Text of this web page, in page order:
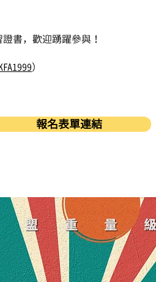
書，歡迎踴躍參與！
）
報名表單連結